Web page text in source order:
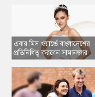
​এবার মিস ওয়ার্ল্ডে বাংলাদেশের
প্রতিনিধিত্ব করবেন সামানজার